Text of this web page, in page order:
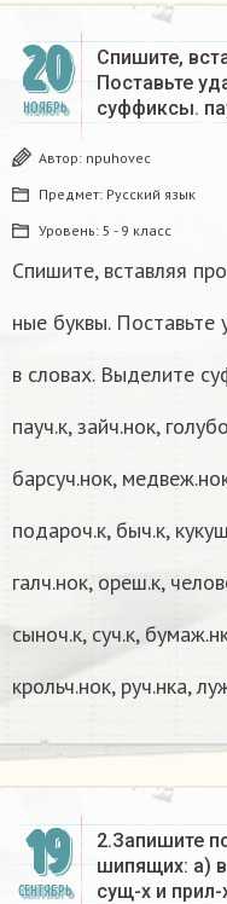
20
НОЯБРЬ
Спишите,
Поставьте
суффиксы.
Автор: npuhovec
Предмет: Русский язык
Уровень: 5 - 9 класс
Спишите, вставляя
ные буквы. Поставьте
в словах. Выделите
пауч.к, зайч.нок,
барсуч.нок,
подароч.к, быч.к,
галч.нок, ореш.к,
сыноч.к, суч.к,
крольч.нок, руч.нка,
19
СЕНТЯБРЬ
2.Запишите
шипящих: а)
сущ-х и прил-